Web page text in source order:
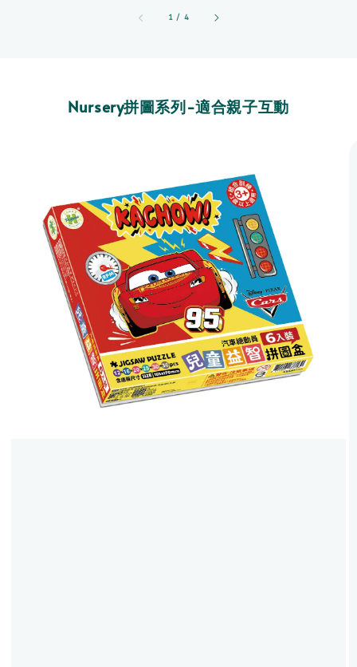
1 / accessibility.of
4
Nursery拼圖系列-適合親子互動